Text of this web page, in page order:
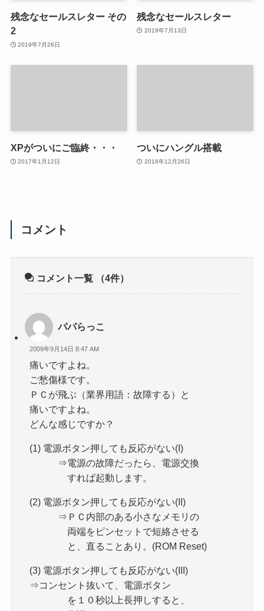
残念なセールスレター その
2
2019年7月26日
残念なセールスレター
2019年7月13日
XPがついにご臨終・・・
2017年1月12日
ついにハングル搭載
2016年12月26日
コメント
コメント一覧 （4件）
パパらっこ
2009年9月14日 8:47 AM
痛いですよね。
ご愁傷様です。
ＰＣが飛ぶ（業界用語：故障する）と
痛いですよね。
どんな感じですか？
(1) 電源ボタン押しても反応がない(I)
⇒電源の故障だったら、電源交換
すれば起動します。
(2) 電源ボタン押しても反応がない(II)
⇒ＰＣ内部のある小さなメモリの
両端をピンセットで短絡させる
と、直ることあり。(ROM Reset)
(3) 電源ボタン押しても反応がない(III)
⇒コンセント抜いて、電源ボタン
を１０秒以上長押しすると、